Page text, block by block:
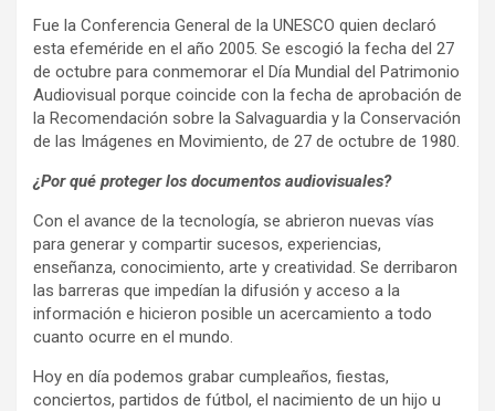
Fue la Conferencia General de la UNESCO quien declaró
esta efeméride en el año 2005. Se escogió la fecha del 27
de octubre para conmemorar el Día Mundial del Patrimonio
Audiovisual porque coincide con la fecha de aprobación de
la Recomendación sobre la Salvaguardia y la Conservación
de las Imágenes en Movimiento, de 27 de octubre de 1980.
¿Por qué proteger los documentos audiovisuales?
Con el avance de la tecnología, se abrieron nuevas vías
para generar y compartir sucesos, experiencias,
enseñanza, conocimiento, arte y creatividad. Se derribaron
las barreras que impedían la difusión y acceso a la
información e hicieron posible un acercamiento a todo
cuanto ocurre en el mundo.
Hoy en día podemos grabar cumpleaños, fiestas,
conciertos, partidos de fútbol, el nacimiento de un hijo u